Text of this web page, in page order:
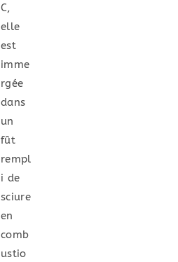
C,
elle
est
imme
rgée
dans
un
fût
rempl
i de
sciure
en
comb
ustio